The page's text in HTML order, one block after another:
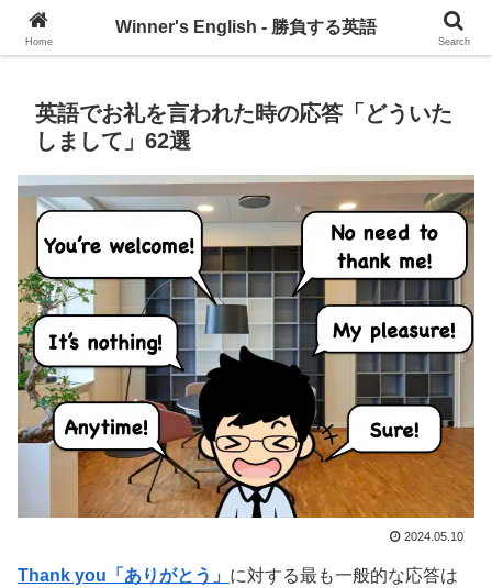
グローバル・コミュニケーションを習慣づけるブログ
英語でお礼を言われた時の応答「どういた
しまして」62選
2024.05.10
Thank you「ありがとう」 に対する最も一般的な応答は
Home
Winner's English - 勝負する英語
Search